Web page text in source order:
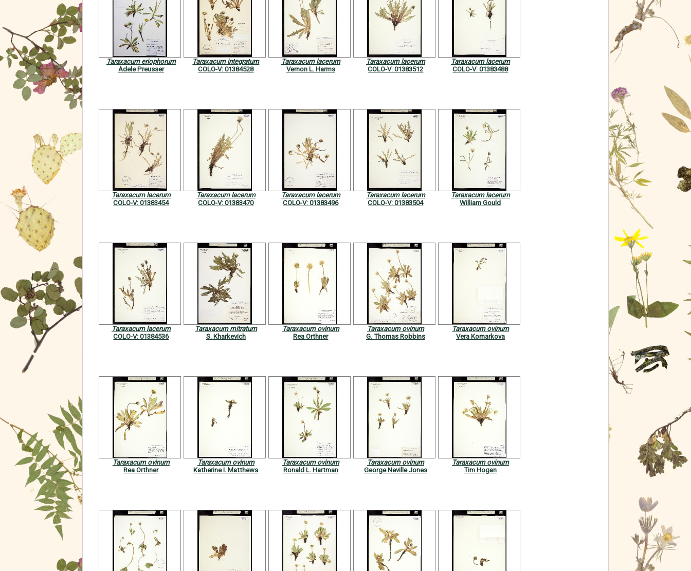
Taraxacum eriophorum
Adele Preusser
Taraxacum integratum
COLO-V: 01384528
Taraxacum lacerum
Vernon L. Harms
Taraxacum lacerum
COLO-V: 01383512
Taraxacum lacerum
COLO-V: 01383488
Taraxacum lacerum
COLO-V: 01383454
Taraxacum lacerum
COLO-V: 01383470
Taraxacum lacerum
COLO-V: 01383496
Taraxacum lacerum
COLO-V: 01383504
Taraxacum lacerum
William Gould
Taraxacum lacerum
COLO-V: 01384536
Taraxacum mitratum
S. Kharkevich
Taraxacum ovinum
Rea Orthner
Taraxacum ovinum
G. Thomas Robbins
Taraxacum ovinum
Vera Komarkova
Taraxacum ovinum
Rea Orthner
Taraxacum ovinum
Katherine I. Matthews
Taraxacum ovinum
Ronald L. Hartman
Taraxacum ovinum
George Neville Jones
Taraxacum ovinum
Tim Hogan